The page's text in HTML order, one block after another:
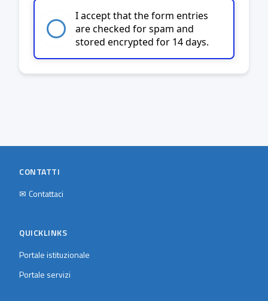
I accept that the form entries
are checked for spam and
stored encrypted for 14 days.
CONTATTI
✉ Contattaci
QUICKLINKS
Portale istituzionale
Portale servizi